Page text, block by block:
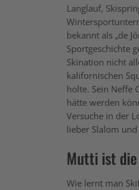
Langlauf,
bekannt als „de
Sportgeschichte
Skination nicht
kalifornischen
holte. Sein Neffe
hätte werden
Versuche in der
lieber Slalom und
Mutti ist
Wie lernt man